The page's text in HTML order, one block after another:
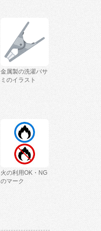
金属製の洗濯バサ
ミのイラスト
火の利用OK・NG
のマーク